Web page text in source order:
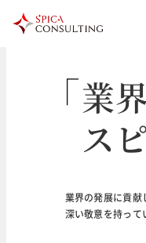
輝く
業
ス
業界の発展に貢献
深い敬意を持って